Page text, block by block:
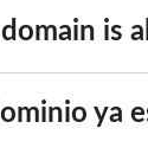
is
ya